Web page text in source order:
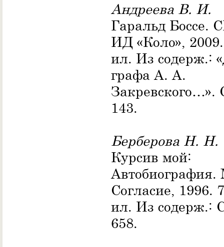
Андреева В. И.
Гаральд Боссе.
ИД «Коло»,
ил. Из содерж.:
графа А. А.
Закревского…».
143.
Берберова Н. Н.
Курсив мой:
Автобиография.
Согласие, 1996.
ил. Из содерж.:
658.